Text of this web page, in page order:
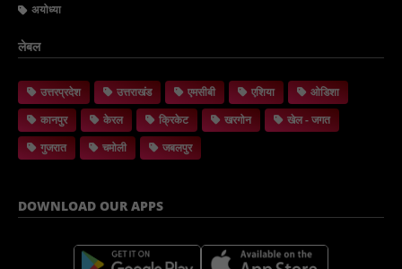
अयोध्या
लेबल
उत्तरप्रदेश उत्तराखंड एमसीबी एशिया
ओडिशा
कानपुर
केरल क्रिकेट खरगोन
खेल - जगत
गुजरात
चमोली जबलपुर
DOWNLOAD OUR APPS